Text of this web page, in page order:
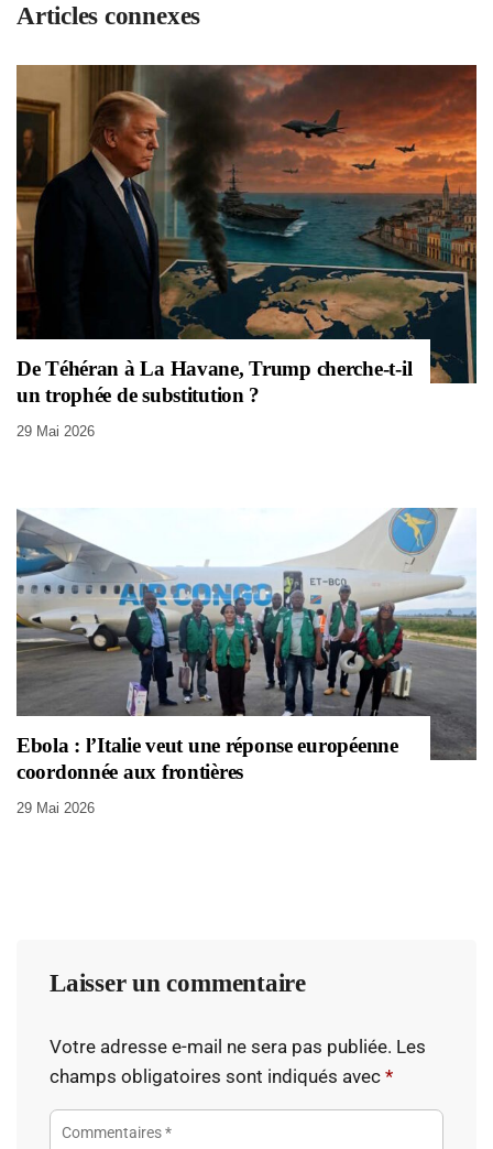
Articles connexes
De Téhéran à La Havane, Trump cherche-t-il
un trophée de substitution ?
29 Mai 2026
Ebola : l’Italie veut une réponse européenne
coordonnée aux frontières
29 Mai 2026
Laisser un commentaire
Votre adresse e-mail ne sera pas publiée. Les
champs obligatoires sont indiqués avec *